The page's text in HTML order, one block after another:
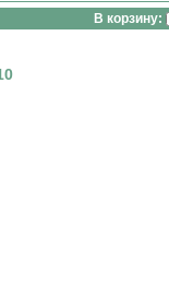
В корзину: